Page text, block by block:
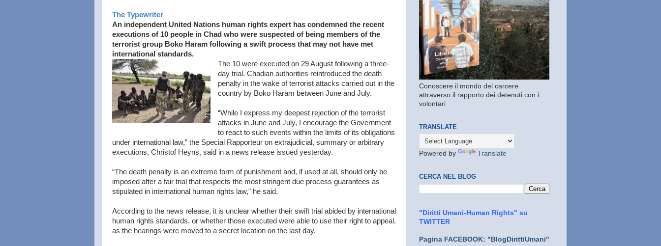
The Typewriter
An independent United Nations human rights expert has condemned the recent
executions of 10 people in Chad who were suspected of being members of the
terrorist group Boko Haram following a swift process that may not have met
international standards.
The 10 were executed on 29 August following a three-
day trial. Chadian authorities reintroduced the death
penalty in the wake of terrorist attacks carried out in the
country by Boko Haram between June and July.
“While I express my deepest rejection of the terrorist
attacks in June and July, I encourage the Government
to react to such events within the limits of its obligations
under international law,” the Special Rapporteur on extrajudicial, summary or arbitrary
executions, Christof Heyns, said in a news release issued yesterday.
“The death penalty is an extreme form of punishment and, if used at all, should only be
imposed after a fair trial that respects the most stringent due process guarantees as
stipulated in international human rights law,” he said.
According to the news release, it is unclear whether their swift trial abided by international
human rights standards, or whether those executed were able to use their right to appeal,
as the hearings were moved to a secret location on the last day.
Conoscere il mondo del carcere
attraverso il rapporto dei detenuti con i
volontari
TRANSLATE
Powered by Translate
CERCA NEL BLOG
"Diritti Umani-Human Rights" su
TWITTER
Pagina FACEBOOK: "BlogDirittiUmani"